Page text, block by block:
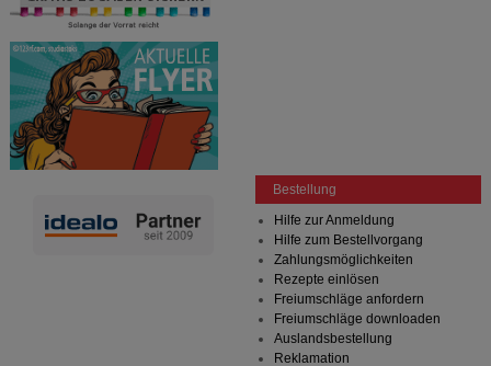
Bestellung
Hilfe zur Anmeldung
Hilfe zum Bestellvorgang
Zahlungsmöglichkeiten
Rezepte einlösen
Freiumschläge anfordern
Freiumschläge downloaden
Auslandsbestellung
Reklamation